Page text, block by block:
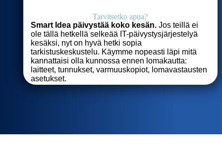
Tarvitsetko apua?
Smart Idea päivystää koko kesän.Jos teillä ei
ole tällä hetkellä selkeää IT-päivystysjärjestelyä
kesäksi, nyt on hyvä hetki sopia
tarkistuskeskustelu. Käymme nopeasti läpi mitä
kannattaisi olla kunnossa ennen lomakautta:
laitteet, tunnukset, varmuuskopiot, lomavastausten
asetukset.